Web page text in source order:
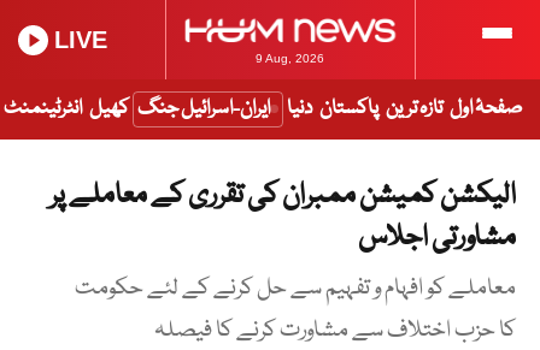
9 Aug, 2026
LIVE
صفحۂ اول تازہ ترین پاکستان دنیا ایران-اسرائیل جنگ کھیل انٹرٹینمنٹ
الیکشن کمیشن ممبران کی تقرری کے معاملے پر
مشاورتی اجلاس
معاملے کو افہام و تفہیم سے حل کرنے کے لئے حکومت
کا حزب اختلاف سے مشاورت کرنے کا فیصلہ